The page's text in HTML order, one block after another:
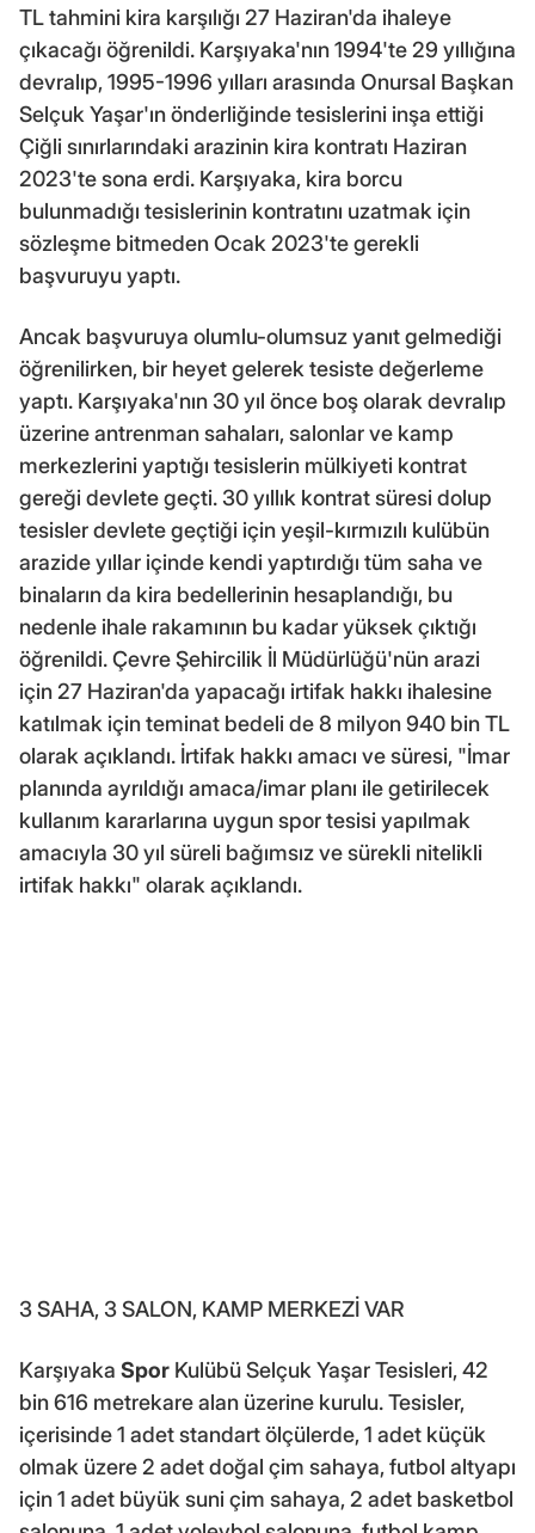
TL tahmini kira karşılığı 27 Haziran'da ihaleye
çıkacağı öğrenildi. Karşıyaka'nın 1994'te 29 yıllığına
devralıp, 1995-1996 yılları arasında Onursal Başkan
Selçuk Yaşar'ın önderliğinde tesislerini inşa ettiği
Çiğli sınırlarındaki arazinin kira kontratı Haziran
2023'te sona erdi. Karşıyaka, kira borcu
bulunmadığı tesislerinin kontratını uzatmak için
sözleşme bitmeden Ocak 2023'te gerekli
başvuruyu yaptı.
Ancak başvuruya olumlu-olumsuz yanıt gelmediği
öğrenilirken, bir heyet gelerek tesiste değerleme
yaptı. Karşıyaka'nın 30 yıl önce boş olarak devralıp
üzerine antrenman sahaları, salonlar ve kamp
merkezlerini yaptığı tesislerin mülkiyeti kontrat
gereği devlete geçti. 30 yıllık kontrat süresi dolup
tesisler devlete geçtiği için yeşil-kırmızılı kulübün
arazide yıllar içinde kendi yaptırdığı tüm saha ve
binaların da kira bedellerinin hesaplandığı, bu
nedenle ihale rakamının bu kadar yüksek çıktığı
öğrenildi. Çevre Şehircilik İl Müdürlüğü'nün arazi
için 27 Haziran'da yapacağı irtifak hakkı ihalesine
katılmak için teminat bedeli de 8 milyon 940 bin TL
olarak açıklandı. İrtifak hakkı amacı ve süresi, "İmar
planında ayrıldığı amaca/imar planı ile getirilecek
kullanım kararlarına uygun spor tesisi yapılmak
amacıyla 30 yıl süreli bağımsız ve sürekli nitelikli
irtifak hakkı" olarak açıklandı.
3 SAHA, 3 SALON, KAMP MERKEZİ VAR
Karşıyaka Spor Kulübü Selçuk Yaşar Tesisleri, 42
bin 616 metrekare alan üzerine kurulu. Tesisler,
içerisinde 1 adet standart ölçülerde, 1 adet küçük
olmak üzere 2 adet doğal çim sahaya, futbol altyapı
için 1 adet büyük suni çim sahaya, 2 adet basketbol